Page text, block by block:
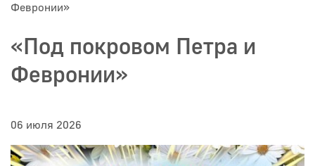
Февронии»
«Под покровом Петра и
Февронии»
06 июля 2026